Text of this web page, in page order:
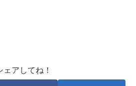
ェアしてね！